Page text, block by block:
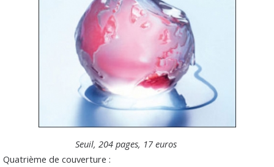
Seuil, 204 pages, 17 euros
Quatrième de couverture :